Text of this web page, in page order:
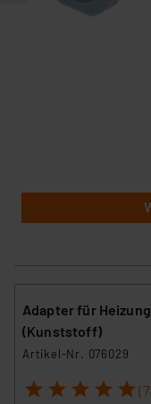
Adapter für
(Kunststoff)
Artikel-Nr. 076029
1 2 3 4 5